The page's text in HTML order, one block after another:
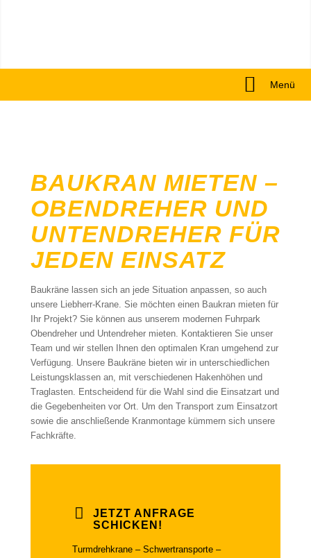
Menü
BAUKRAN MIETEN –
OBENDREHER UND
UNTENDREHER FÜR
JEDEN EINSATZ
Baukräne lassen sich an jede Situation anpassen, so auch
unsere Liebherr-Krane. Sie möchten einen Baukran mieten für
Ihr Projekt? Sie können aus unserem modernen Fuhrpark
Obendreher und Untendreher mieten. Kontaktieren Sie unser
Team und wir stellen Ihnen den optimalen Kran umgehend zur
Verfügung. Unsere Baukräne bieten wir in unterschiedlichen
Leistungsklassen an, mit verschiedenen Hakenhöhen und
Traglasten. Entscheidend für die Wahl sind die Einsatzart und
die Gegebenheiten vor Ort. Um den Transport zum Einsatzort
sowie die anschließende Kranmontage kümmern sich unsere
Fachkräfte.
JETZT ANFRAGE
SCHICKEN!
Turmdrehkrane – Schwertransporte –